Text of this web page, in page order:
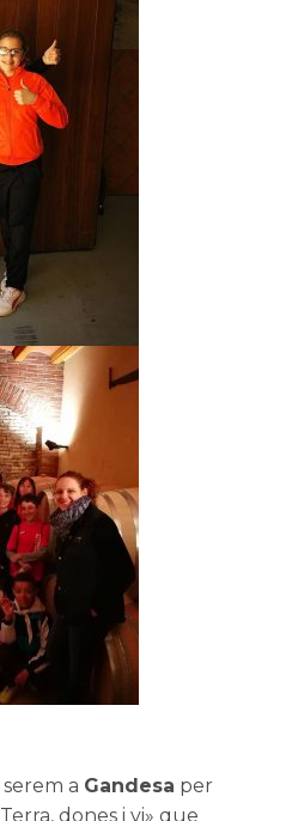
serem a Gandesa per
Terra, dones i vi» que